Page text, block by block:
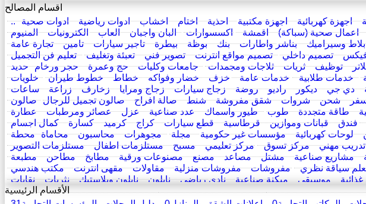
اقسام المصالح
اجهزة كهربائية اجهزة مكتبية احذية اختام اخشاب ادوات رياضية
ادوات صحية
اعمال صحية (سباكة) اقمشة اكسسوارات البان واجبان العاب الكترونيات
المنيوم
بلاط وسيراميك بناشر واطارات بنك بوظة بيطرة تاجير سيارات تامين
تجارة عامة
تصميم داخلي تصميم مواقع انترنت تصوير فني تعبئة وتغليف
تعليم فن التجميل
توظيف ثريات ثلاجات ومجمدات جامعات وكليات حج وعمرة حجر ورخام
حديد
خدمات طلابية خدمات عامة خزف خضار وفواكه خطاط خطوط طيران
خلويات
دي جي ديكور راديو روضة زجاج سيارات زجاج ومرايا زخارف زراعة
ساعات
شحن شروات شقق مفروشة شنط صالة افراح صالون تجميل للرجال صالون
طاقة متجددة طوب طيور واسماك عدد صناعية عزل عصائر ومرطبات
عطارة
فندق قبانات وموازين قرطاسية قطع سيارات كراج كرميد كسارة
كمال اجسام
لوحات كهربائية مؤسسات غير حكومية مجلة مجوهرات محاسبون محاماة
محطة
مهني مركز تسوق مركز تعليمي مسبح مستلزمات اطفال
مستلزمات التصوير
مشاريع صناعية مشتل مصاعد مصنع مصنوعات ورقية مطابخ مطاحن
مطبعة
سياقة نظري مفروشات مفروشات منزلية مقاولات مقهى انترنت
مكتب هندسي
غذائية موسيقى ميكنة صناعية نادي رياضي نايلون نايلون وبلاستيك نثريات
نقابات
نقليات
هدايا هيدروليك وزارات ودوائر حكومية وكالة سيارات
الأقسام الرئيسية